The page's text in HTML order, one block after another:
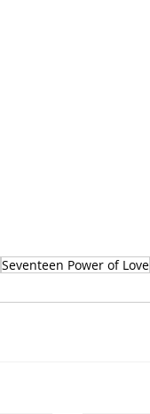
Seventeen Power of Love